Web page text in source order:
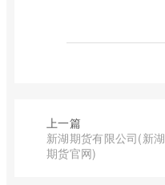
上一篇
新湖期货有限公司(新湖
期货官网)